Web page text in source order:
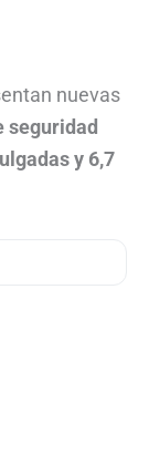
nuevas
seguridad
y 6,7